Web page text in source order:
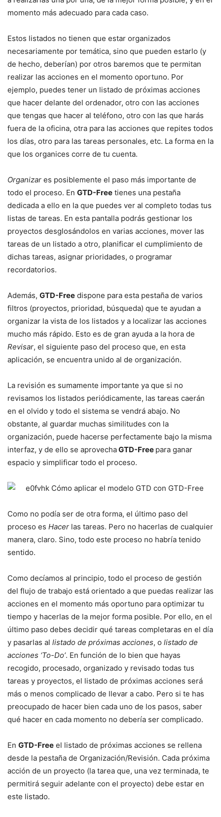
momento más adecuado para cada caso.
Estos listados no tienen que estar organizados
necesariamente por temática, sino que pueden estarlo (y
de hecho, deberían) por otros baremos que te permitan
realizar las acciones en el momento oportuno. Por
ejemplo, puedes tener un listado de próximas acciones
que hacer delante del ordenador, otro con las acciones
que tengas que hacer al teléfono, otro con las que harás
fuera de la oficina, otra para las acciones que repites todos
los días, otro para las tareas personales, etc. La forma en la
que los organices corre de tu cuenta.
Organizar es posiblemente el paso más importante de
todo el proceso. En GTD-Free tienes una pestaña
dedicada a ello en la que puedes ver al completo todas tus
listas de tareas. En esta pantalla podrás gestionar los
proyectos desglosándolos en varias acciones, mover las
tareas de un listado a otro, planificar el cumplimiento de
dichas tareas, asignar prioridades, o programar
recordatorios.
Además, GTD-Free dispone para esta pestaña de varios
filtros (proyectos, prioridad, búsqueda) que te ayudan a
organizar la vista de los listados y a localizar las acciones
mucho más rápido. Esto es de gran ayuda a la hora de
Revisar, el siguiente paso del proceso que, en esta
aplicación, se encuentra unido al de organización.
La revisión es sumamente importante ya que si no
revisamos los listados periódicamente, las tareas caerán
en el olvido y todo el sistema se vendrá abajo. No
obstante, al guardar muchas similitudes con la
organización, puede hacerse perfectamente bajo la misma
interfaz, y de ello se aprovechaGTD-Free para ganar
espacio y simplificar todo el proceso.
Como no podía ser de otra forma, el último paso del
proceso es Hacer las tareas. Pero no hacerlas de cualquier
manera, claro. Sino, todo este proceso no habría tenido
sentido.
Como decíamos al principio, todo el proceso de gestión
del flujo de trabajo está orientado a que puedas realizar las
acciones en el momento más oportuno para optimizar tu
tiempo y hacerlas de la mejor forma posible. Por ello, en el
último paso debes decidir qué tareas completaras en el día
y pasarlas al listado de próximas acciones, o listado de
acciones ‘To-Do’. En función de lo bien que hayas
recogido, procesado, organizado y revisado todas tus
tareas y proyectos, el listado de próximas acciones será
más o menos complicado de llevar a cabo. Pero si te has
preocupado de hacer bien cada uno de los pasos, saber
qué hacer en cada momento no debería ser complicado.
En GTD-Free el listado de próximas acciones se rellena
desde la pestaña de Organización/Revisión. Cada próxima
acción de un proyecto (la tarea que, una vez terminada, te
permitirá seguir adelante con el proyecto) debe estar en
este listado.